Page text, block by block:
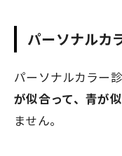
パーソナルカ
パーソナルカラー
が似合って、青が似
ません。